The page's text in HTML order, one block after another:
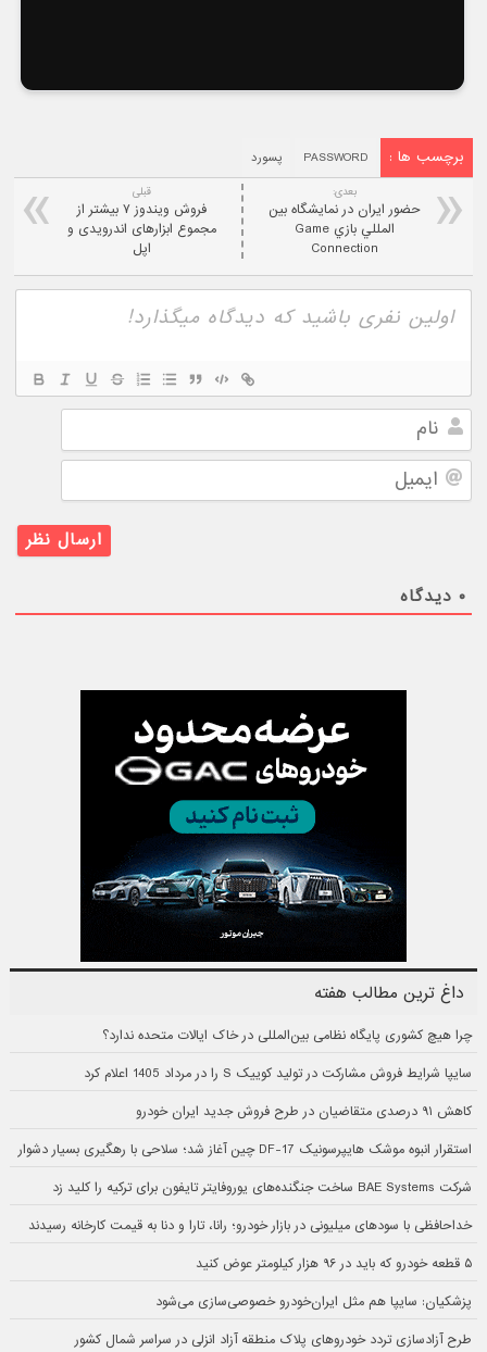
برچسب ها : PASSWORD پسورد
قبلی
فروش ویندوز ۷ بيشتر از
مجموع ابزارهای اندرویدی و
اپل
بعدی:
حضور ايران در نمايشگاه بين
المللي بازي Game
Connection
نام
ایمیل
۰ دیدگاه
داغ ترین مطالب هفته
چرا هیچ کشوری پایگاه نظامی بین‌المللی در خاک ایالات متحده ندارد؟
سایپا شرایط فروش مشارکت در تولید کوییک S را در مرداد 1405 اعلام کرد
کاهش ۹۱ درصدی متقاضیان در طرح فروش جدید ایران خودرو
استقرار انبوه موشک هایپرسونیک DF-17 چین آغاز شد؛ سلاحی با رهگیری بسیار دشوار
شرکت BAE Systems ساخت جنگنده‌های یوروفایتر تایفون برای ترکیه را کلید زد
خداحافظی با سودهای میلیونی در بازار خودرو؛ رانا، تارا و دنا به قیمت کارخانه رسیدند
۵ قطعه خودرو که باید در ۹۶ هزار کیلومتر عوض کنید
پزشکیان: سایپا هم مثل ایران‌خودرو خصوصی‌سازی می‌شود
طرح آزادسازی تردد خودروهای پلاک منطقه آزاد انزلی در سراسر شمال کشور